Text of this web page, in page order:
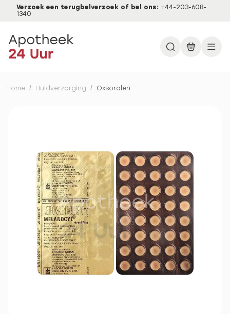
Verzoek een terugbelverzoek of bel ons: +44-203-608-
1340
Home / Huidverzorging / Oxsoralen